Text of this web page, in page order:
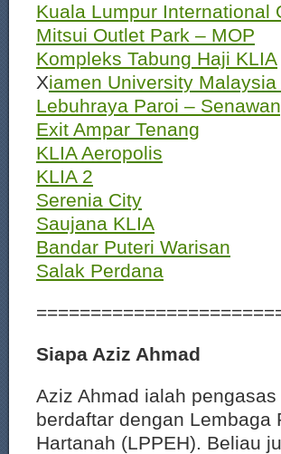
Kuala Lumpur International
Mitsui Outlet Park – MOP
Kompleks Tabung Haji KLIA
Xiamen University Malaysia
Lebuhraya Paroi –
Exit Ampar Tenang
KLIA Aeropolis
KLIA 2
Serenia City
Saujana KLIA
Bandar Puteri Warisan
Salak Perdana
Siapa Aziz Ahmad
Aziz Ahmad ialah
berdaftar dengan Lembaga
Hartanah (LPPEH). Beliau